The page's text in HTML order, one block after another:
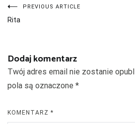
Nawigacja
PREVIOUS ARTICLE
Rita
Dodaj komentarz
Twój adres email nie zostanie
pola są oznaczone *
KOMENTARZ *